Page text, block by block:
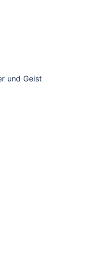
und Geist